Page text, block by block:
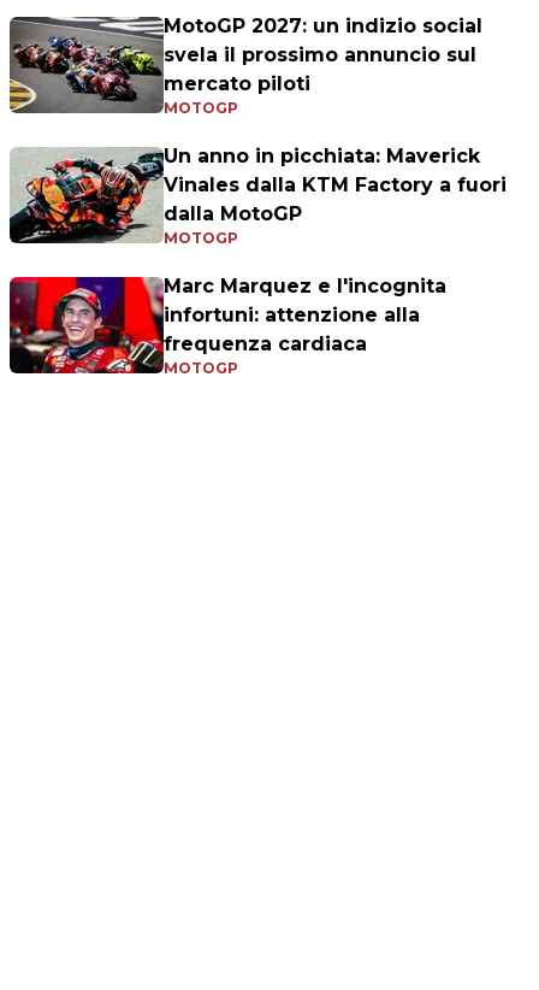
MotoGP 2027: un indizio social
svela il prossimo annuncio sul
mercato piloti
MOTOGP
Un anno in picchiata: Maverick
Vinales dalla KTM Factory a fuori
dalla MotoGP
MOTOGP
Marc Marquez e l'incognita
infortuni: attenzione alla
frequenza cardiaca
MOTOGP